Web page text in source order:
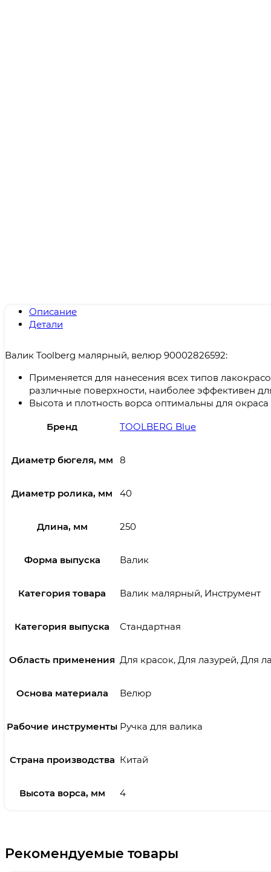
Описание
Детали
Валик Toolberg малярный, велюр 90002826592:
Применяется для нанесения всех типов
различные поверхности, наиболее эффективен
Высота и плотность ворса оптимальны для окраса
Бренд TOOLBERG Blue
Диаметр бюгеля, мм 8
Диаметр ролика, мм 40
Длина, мм 250
Форма выпуска Валик
Категория товара Валик малярный, Инструмент
Категория выпуска Стандартная
Область применения Для красок, Для лазурей, Для
Основа материала Велюр
Рабочие инструменты Ручка для валика
Страна производства Китай
Высота ворса, мм 4
Рекомендуемые товары